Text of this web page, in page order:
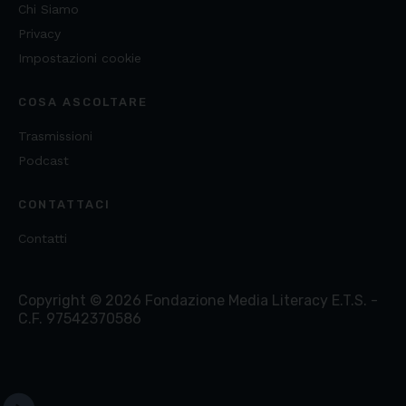
Chi Siamo
Privacy
Impostazioni cookie
COSA ASCOLTARE
Trasmissioni
Podcast
CONTATTACI
Contatti
Copyright © 2026 Fondazione Media Literacy E.T.S. -
C.F. 97542370586